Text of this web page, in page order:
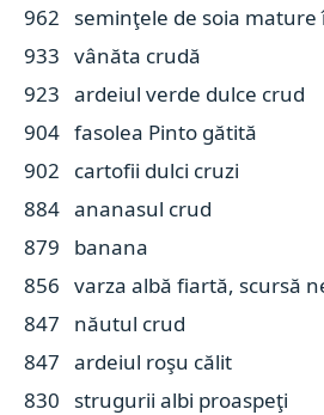
962 seminţele de soia mature
933 vânăta crudă
923 ardeiul verde dulce crud
904 fasolea Pinto gătită
902 cartofii dulci cruzi
884 ananasul crud
879 banana
856 varza albă fiartă, scursă
847 năutul crud
847 ardeiul roşu călit
830 strugurii albi proaspeţi